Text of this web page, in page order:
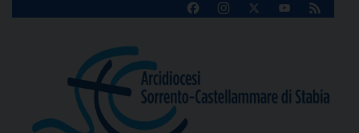
FacebookInstagram
X
YouTube
Feed